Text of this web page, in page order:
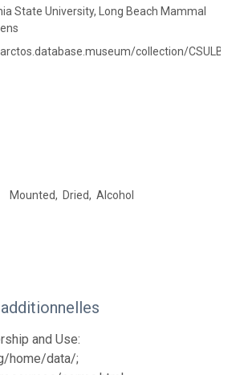
State University, Long Beach Mammal
collection/
Mounted, Dried, Alcohol
and Use:
home/data/;